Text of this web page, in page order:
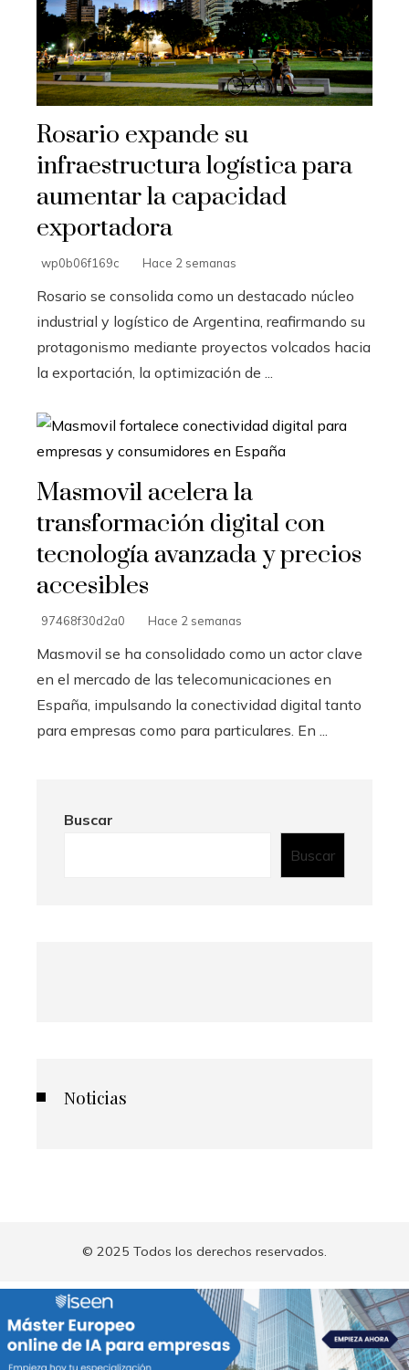
Rosario expande su
infraestructura logística para
aumentar la capacidad
exportadora
wp0b06f169c Hace 2 semanas
Rosario se consolida como un destacado núcleo
industrial y logístico de Argentina, reafirmando su
protagonismo mediante proyectos volcados hacia
la exportación, la optimización de ...
Masmovil acelera la
transformación digital con
tecnología avanzada y precios
accesibles
97468f30d2a0 Hace 2 semanas
Masmovil se ha consolidado como un actor clave
en el mercado de las telecomunicaciones en
España, impulsando la conectividad digital tanto
para empresas como para particulares. En ...
Buscar
Buscar
Noticias
© 2025 Todos los derechos reservados.